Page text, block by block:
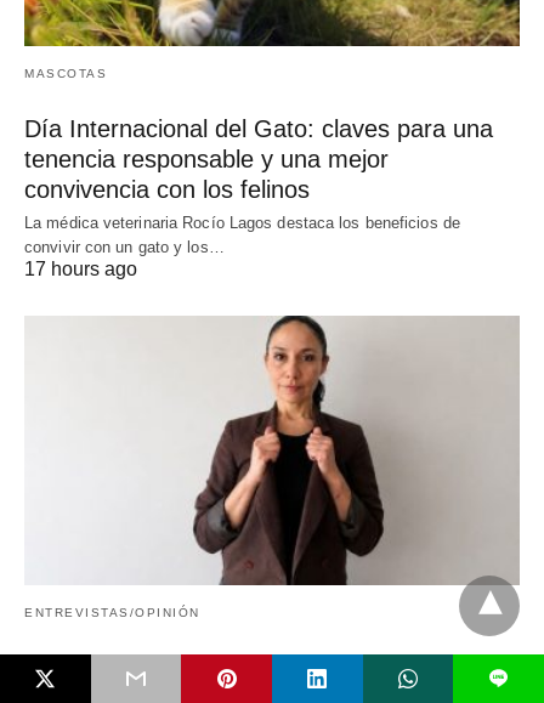
MASCOTAS
Día Internacional del Gato: claves para una
tenencia responsable y una mejor
convivencia con los felinos
La médica veterinaria Rocío Lagos destaca los beneficios de
convivir con un gato y los…
17 hours ago
ENTREVISTAS/OPINIÓN
Mujeres y tecnología: la minería que está
L